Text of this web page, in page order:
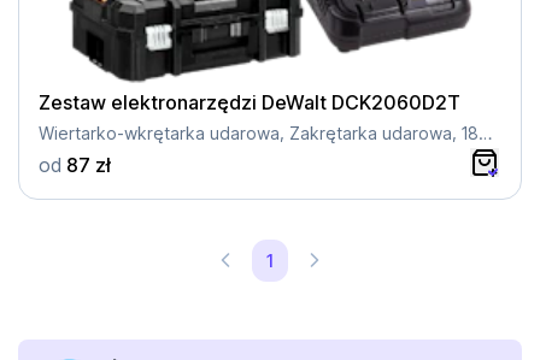
Zestaw elektronarzędzi DeWalt DCK2060D2T
Wiertarko-wkrętarka udarowa, Zakrętarka udarowa, 18V XR
od 87 zł
1